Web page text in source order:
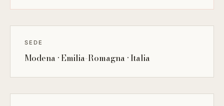
SEDE
Modena · Emilia-Romagna · Italia